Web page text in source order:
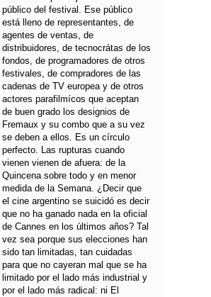
público del festival. Ese público
está lleno de representantes, de
agentes de ventas, de
distribuidores, de tecnocrátas de los
fondos, de programadores de otros
festivales, de compradores de las
cadenas de TV europea y de otros
actores parafilmícos que aceptan
de buen grado los designios de
Fremaux y su combo que a su vez
se deben a ellos. Es un círculo
perfecto. Las rupturas cuando
vienen vienen de afuera: de la
Quincena sobre todo y en menor
medida de la Semana. ¿Decir que
el cine argentino se suicidó es decir
que no ha ganado nada en la oficial
de Cannes en los últimos años? Tal
vez sea porque sus elecciones han
sido tan limitadas, tan cuidadas
para que no cayeran mal que se ha
limitado por el lado más industrial y
por el lado más radical: ni El